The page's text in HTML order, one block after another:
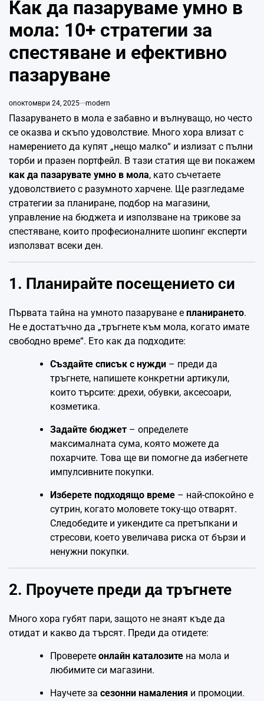
Как да пазаруваме умно в
мола: 10+ стратегии за
спестяване и ефективно
пазаруване
onоктомври 24, 2025 modern
Пазаруването в мола е забавно и вълнуващо, но често
се оказва и скъпо удоволствие. Много хора влизат с
намерението да купят „нещо малко“ и излизат с пълни
торби и празен портфейл. В тази статия ще ви покажем
как да пазарувате умно в мола, като съчетаете
удоволствието с разумното харчене. Ще разгледаме
стратегии за планиране, подбор на магазини,
управление на бюджета и използване на трикове за
спестяване, които професионалните шопинг експерти
използват всеки ден.
1. Планирайте посещението си
Първата тайна на умното пазаруване е планирането.
Не е достатъчно да „тръгнете към мола, когато имате
свободно време“. Ето как да подходите:
Създайте списък с нужди – преди да
тръгнете, напишете конкретни артикули,
които търсите: дрехи, обувки, аксесоари,
козметика.
Задайте бюджет – определете
максималната сума, която можете да
похарчите. Това ще ви помогне да избегнете
импулсивните покупки.
Изберете подходящо време – най-спокойно е
сутрин, когато моловете току-що отварят.
Следобедите и уикендите са претъпкани и
стресови, което увеличава риска от бързи и
ненужни покупки.
2. Проучете преди да тръгнете
Много хора губят пари, защото не знаят къде да
отидат и какво да търсят. Преди да отидете:
Проверете онлайн каталозите на мола и
любимите си магазини.
Научете за сезонни намаления и промоции.